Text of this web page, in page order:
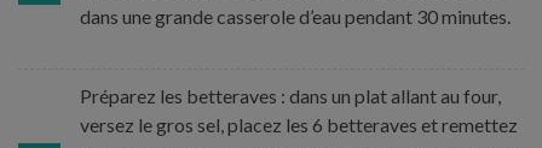
dans une grande casserole d’eau pendant 30 minutes.
Préparez les betteraves : dans un plat allant au four,
versez le gros sel, placez les 6 betteraves et remettez